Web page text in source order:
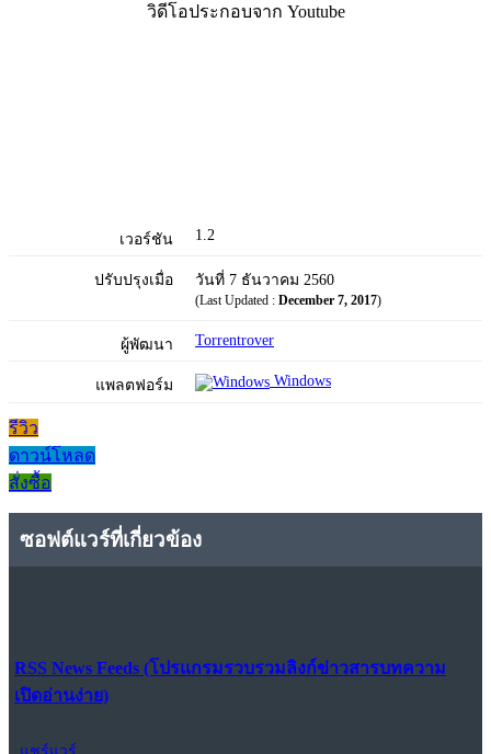
วิดีโอประกอบจาก Youtube
เวอร์ชัน 1.2
ปรับปรุงเมื่อ วันที่ 7 ธันวาคม 2560
(Last Updated : December 7, 2017)
ผู้พัฒนา Torrentrover
แพลตฟอร์ม Windows
รีวิว
ดาวน์โหลด
สั่งซื้อ
ซอฟต์แวร์ที่เกี่ยวข้อง
RSS News Feeds (โปรแกรมรวบรวมลิงก์ข่าวสารบทความ
เปิดอ่านง่าย)